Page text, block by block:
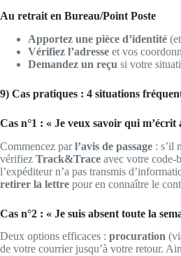
Au retrait en Bureau/Point Poste
Apportez une pièce d’identité
Vérifiez l’adresse et vos
Demandez un reçu si votre
9) Cas pratiques : 4 situations
Cas n°1 : « Je veux savoir qui
Commencez parl’avis de passage : s’il
vérifiez Track&Trace avec votre code-
l’expéditeur n’a pas transmis
retirer la lettre pour en connaître le
Cas n°2 : « Je suis absent toute la
Deux options efficaces : procuration
de votre courrier jusqu’à votre retour.